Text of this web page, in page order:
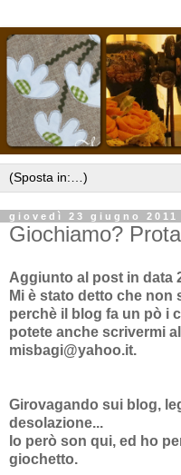
giovedì 23 giugno 2011
Giochiamo?
Aggiunto al post in data
Mi è stato detto che
perchè il blog fa un pò i
potete anche scrivermi
misbagi@yahoo.it.
Girovagando sui blog,
desolazione...
Io però son qui, ed ho
giochetto.